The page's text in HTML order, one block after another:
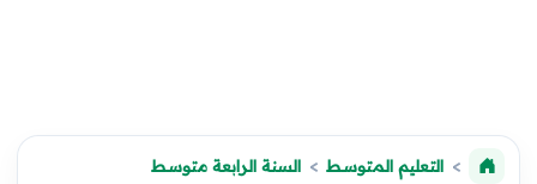
التعليم المتوسط السنة الرابعة متوسط